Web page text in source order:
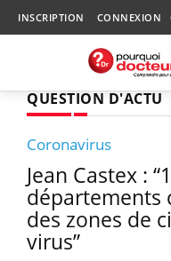
INSCRIPTION CONNEXION
QUESTION D'ACTU
Coronavirus
Jean Castex :
départements
des zones de
virus”